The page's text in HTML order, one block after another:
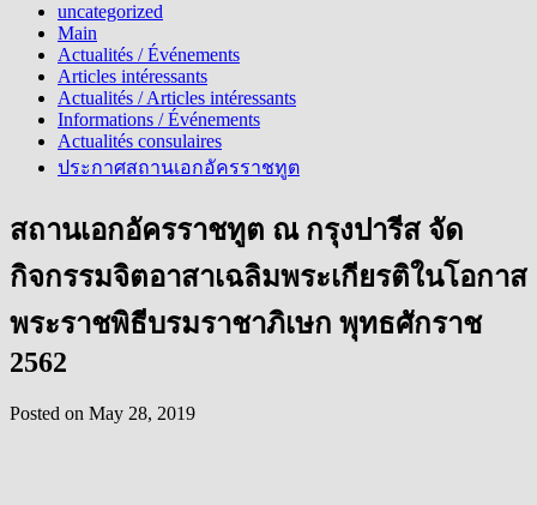
uncategorized
Main
Actualités / Événements
Articles intéressants
Actualités / Articles intéressants
Informations / Événements
Actualités consulaires
ประกาศสถานเอกอัครราชทูต
สถานเอกอัครราชทูต ณ กรุงปารีส จัด
กิจกรรมจิตอาสาเฉลิมพระเกียรติในโอกาส
พระราชพิธีบรมราชาภิเษก พุทธศักราช
2562
Posted on May 28, 2019